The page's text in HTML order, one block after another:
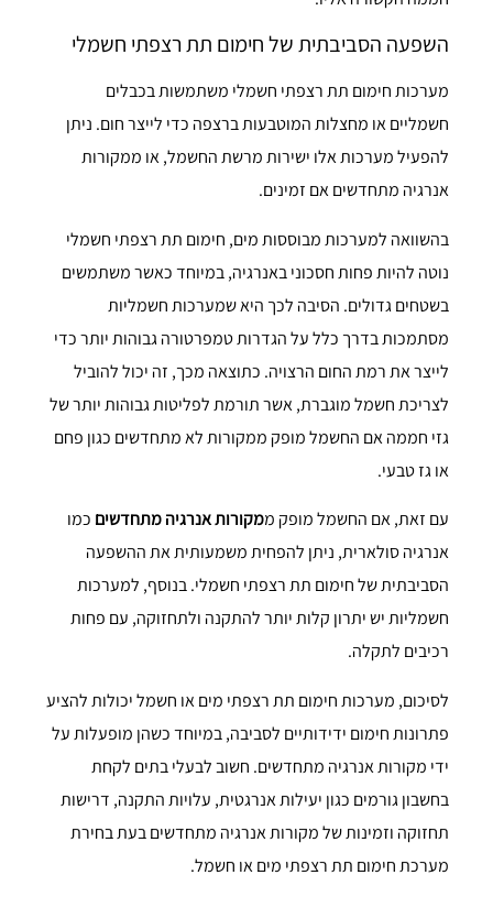
השפעה הסביבתית של חימום תת רצפתי חשמלי
מערכות חימום תת רצפתי חשמלי משתמשות בכבלים
חשמליים או מחצלות המוטבעות ברצפה כדי לייצר חום. ניתן
להפעיל מערכות אלו ישירות מרשת החשמל, או ממקורות
אנרגיה מתחדשים אם זמינים.
בהשוואה למערכות מבוססות מים, חימום תת רצפתי חשמלי
נוטה להיות פחות חסכוני באנרגיה, במיוחד כאשר משתמשים
בשטחים גדולים. הסיבה לכך היא שמערכות חשמליות
מסתמכות בדרך כלל על הגדרות טמפרטורה גבוהות יותר כדי
לייצר את רמת החום הרצויה. כתוצאה מכך, זה יכול להוביל
לצריכת חשמל מוגברת, אשר תורמת לפליטות גבוהות יותר של
גזי חממה אם החשמל מופק ממקורות לא מתחדשים כגון פחם
או גז טבעי.
עם זאת, אם החשמל מופק ממקורות אנרגיה מתחדשים כמו
אנרגיה סולארית, ניתן להפחית משמעותית את ההשפעה
הסביבתית של חימום תת רצפתי חשמלי. בנוסף, למערכות
חשמליות יש יתרון קלות יותר להתקנה ולתחזוקה, עם פחות
רכיבים לתקלה.
לסיכום, מערכות חימום תת רצפתי מים או חשמל יכולות להציע
פתרונות חימום ידידותיים לסביבה, במיוחד כשהן מופעלות על
ידי מקורות אנרגיה מתחדשים. חשוב לבעלי בתים לקחת
בחשבון גורמים כגון יעילות אנרגטית, עלויות התקנה, דרישות
תחזוקה וזמינות של מקורות אנרגיה מתחדשים בעת בחירת
מערכת חימום תת רצפתי מים או חשמל.